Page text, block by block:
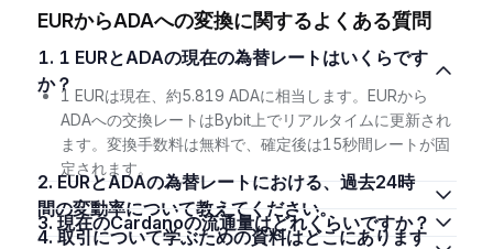
EURからADAへの変換に関するよくある質問
1. 1 EURとADAの現在の為替レートはいくらです
か？
1 EURは現在、約5.819 ADAに相当します。EURから
ADAへの交換レートはBybit上でリアルタイムに更新され
ます。変換手数料は無料で、確定後は15秒間レートが固
定されます。
2. EURとADAの為替レートにおける、過去24時
間の変動率について教えてください。
3. 現在のCardanoの流通量はどれくらいですか？
4. 取引について学ぶための資料はどこにあります